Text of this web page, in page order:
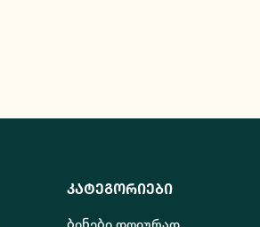
კატეგორიები